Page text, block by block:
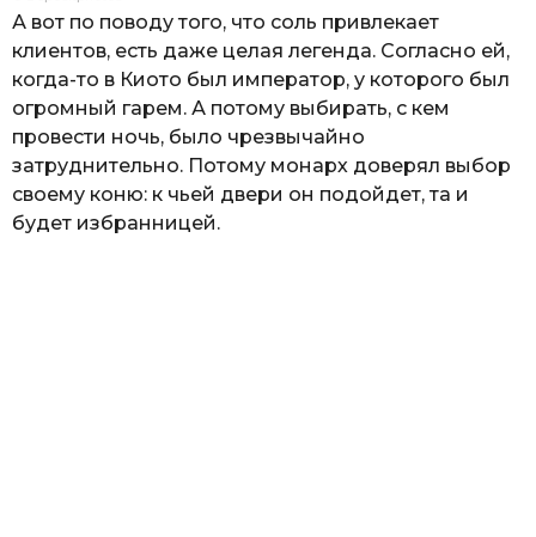
А вот по поводу того, что соль привлекает
клиентов, есть даже целая легенда. Согласно ей,
когда-то в Киото был император, у которого был
огромный гарем. А потому выбирать, с кем
провести ночь, было чрезвычайно
затруднительно. Потому монарх доверял выбор
своему коню: к чьей двери он подойдет, та и
будет избранницей.